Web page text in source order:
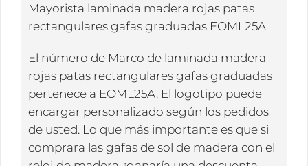
Mayorista laminada madera rojas patas
rectangulares gafas graduadas EOML25A
El número de Marco de laminada madera
rojas patas rectangulares gafas graduadas
pertenece a EOML25A. El logotipo puede
encargar personalizado según los pedidos
de usted. Lo que más importante es que si
comprara las gafas de sol de madera con el